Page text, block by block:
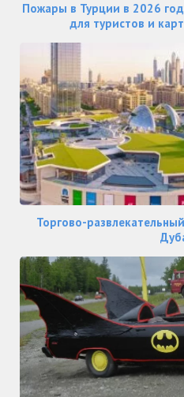
Пожары в Турции в 2026
для туристов и
Торгово-